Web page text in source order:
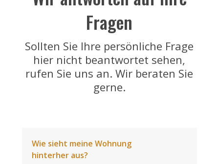
Fragen
Sollten Sie Ihre persönliche Frage
hier nicht beantwortet sehen,
rufen Sie uns an. Wir beraten Sie
gerne.
Wie sieht meine Wohnung
hinterher aus?